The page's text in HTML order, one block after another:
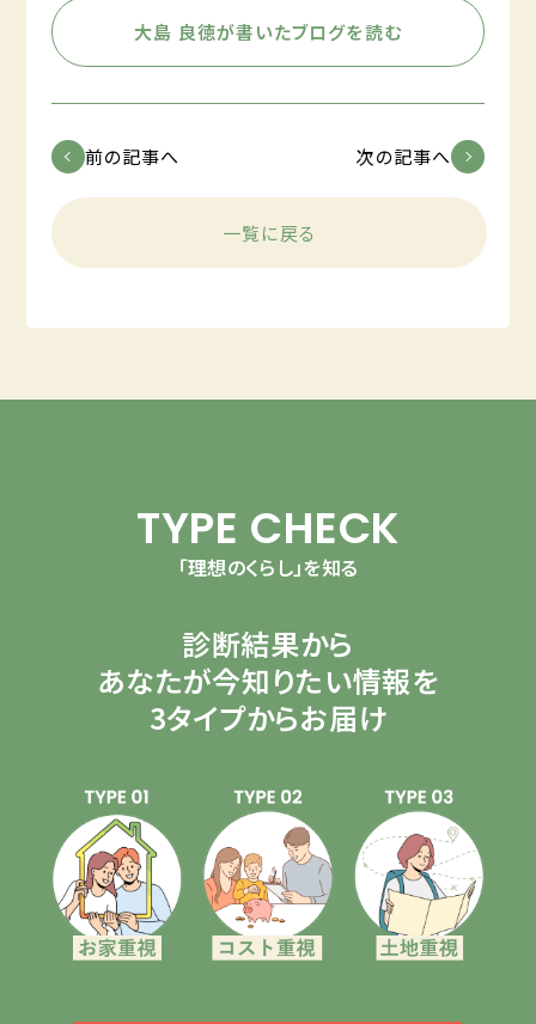
大島 良徳が書いたブログを読む
前の記事へ 次の記事へ
一覧に戻る
TYPE CHECK
「理想のくらし」を知る
診断結果から
あなたが今知りたい情報を
3タイプからお届け